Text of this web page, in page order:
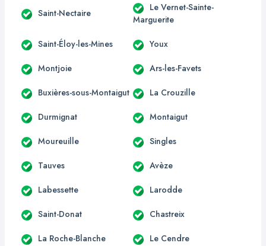
Saint-Nectaire
Le Vernet-Sainte-
Marguerite
Saint-Éloy-les-Mines Youx
Montjoie Ars-les-Favets
Buxières-sous-Montaigut La Crouzille
Durmignat Montaigut
Moureuille Singles
Tauves Avèze
Labessette Larodde
Saint-Donat Chastreix
La Roche-Blanche Le Cendre